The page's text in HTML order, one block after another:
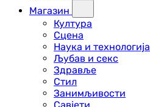
Магазин
Култура
Сцена
Наука и технологија
Љубав и секс
Здравље
Стил
Занимљивости